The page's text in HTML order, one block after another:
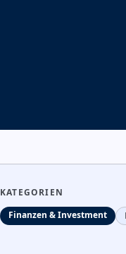
KATEGORIEN
Finanzen & Investment